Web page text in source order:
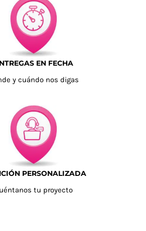
EN FECHA
y cuándo nos digas
PERSONALIZADA
tu proyecto